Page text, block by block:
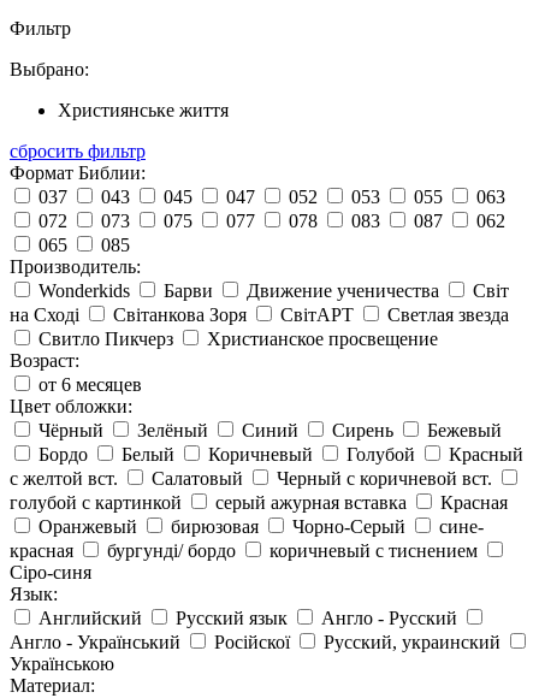
Фильтр
Выбрано:
Християнське життя
сбросить фильтр
Формат Библии:
037
043 045 047 052 053 055
063
072
073 075 077 078 083 087
062
065
085
Производитель:
Wonderkids
Барви Движение ученичества
Світ
на Сході
Світанкова Зоря СвітАРТ
Светлая звезда
Свитло Пикчерз
Христианское просвещение
Возраст:
от 6 месяцев
Цвет обложки:
Чёрный
Зелёный Синий Сирень
Бежевый
Бордо
Белый Коричневый Голубой
Красный
с желтой вст.
Салатовый
Черный с коричневой вст.
голубой с картинкой
серый ажурная вставка
Красная
Оранжевый
бирюзовая Чорно-Серый
сине-
красная
бургунді/ бордо
коричневый с тиснением
Сіро-синя
Язык:
Английский
Русский язык
Англо - Русский
Англо - Український
Російскої
Русский, украинский
Українською
Материал: